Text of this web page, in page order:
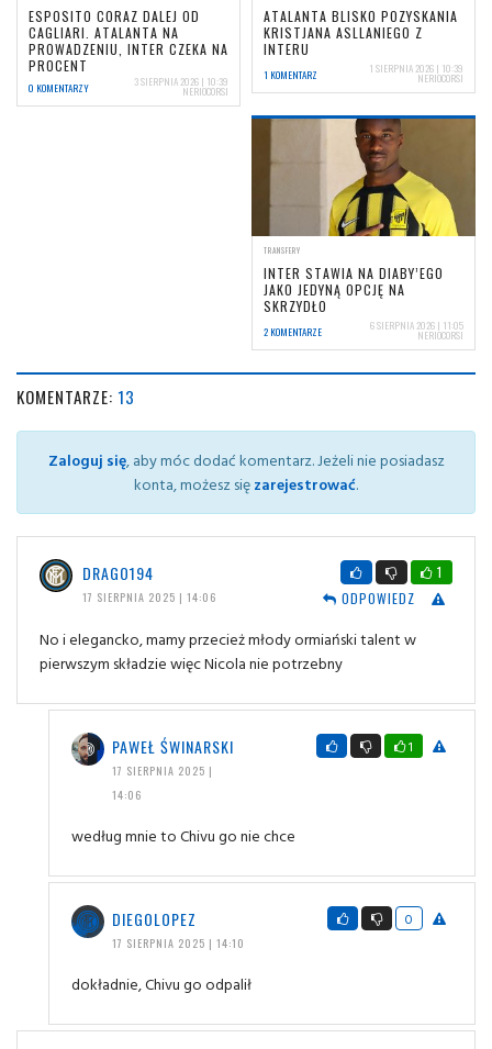
ESPOSITO CORAZ DALEJ OD
CAGLIARI. ATALANTA NA
PROWADZENIU, INTER CZEKA NA
PROCENT
0 KOMENTARZY 3 SIERPNIA 2026 | 10:39
NERIOCORSI
ATALANTA BLISKO POZYSKANIA
KRISTJANA ASLLANIEGO Z
INTERU
1 KOMENTARZ 1 SIERPNIA 2026 | 10:39
NERIOCORSI
TRANSFERY
INTER STAWIA NA DIABY’EGO
JAKO JEDYNĄ OPCJĘ NA
SKRZYDŁO
2 KOMENTARZE 6 SIERPNIA 2026 | 11:05
NERIOCORSI
KOMENTARZE: 13
Zaloguj się, aby móc dodać komentarz. Jeżeli nie posiadasz
konta, możesz sięzarejestrować.
DRAGO194
17 SIERPNIA 2025 | 14:06
1
ODPOWIEDZ
No i elegancko, mamy przecież młody ormiański talent w
pierwszym składzie więc Nicola nie potrzebny
PAWEŁ ŚWINARSKI
17 SIERPNIA 2025 |
14:06
1
według mnie to Chivu go nie chce
DIEGOLOPEZ
17 SIERPNIA 2025 | 14:10
0
dokładnie, Chivu go odpalił